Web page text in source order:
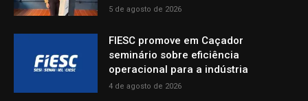
5 de agosto de 2026
FIESC promove em Caçador
seminário sobre eficiência
operacional para a indústria
4 de agosto de 2026